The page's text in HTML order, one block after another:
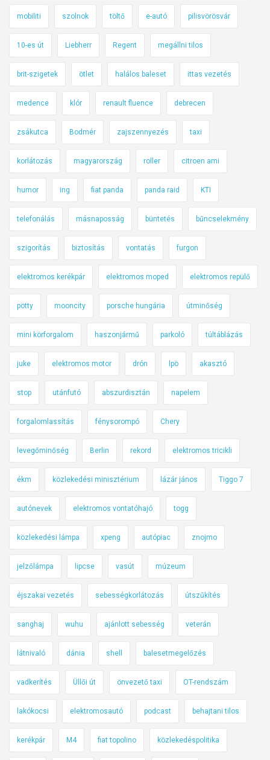
mobiliti szolnok töltő e-autó pilisvörösvár
10-es út Liebherr Regent megállni tilos
brit-szigetek ötlet halálos baleset ittas vezetés
medence klór renault fluence debrecen
zsákutca Bodmér zajszennyezés taxi
korlátozás magyarország roller citroen ami
humor ing fiat panda panda raid KTI
telefonálás másnaposság büntetés bűncselekmény
szigorítás biztosítás vontatás furgon
elektromos kerékpár elektromos moped elektromos repülő
pötty mooncity porsche hungária útminőség
mini körforgalom haszonjármű parkoló túltáblázás
juke elektromos motor drón lpö akasztó
stop utánfutó abszurdisztán napelem
forgalomlassítás fénysorompó Chery
levegőminőség Berlin rekord elektromos tricikli
ékm közlekedési minisztérium lázár jános Tiggo 7
autónevek elektromos vontatóhajó togg
közlekedési lámpa xpeng autópiac znojmo
jelzőlámpa lipcse vasút múzeum
éjszakai vezetés sebességkorlátozás útszűkítés
sanghaj wuhu ajánlott sebesség veterán
látnivaló dánia shell balesetmegelőzés
vadkerítés Üllői út önvezető taxi OT-rendszám
lakókocsi elektromosautó podcast behajtani tilos
kerékpár M4 fiat topolino közlekedéspolitika